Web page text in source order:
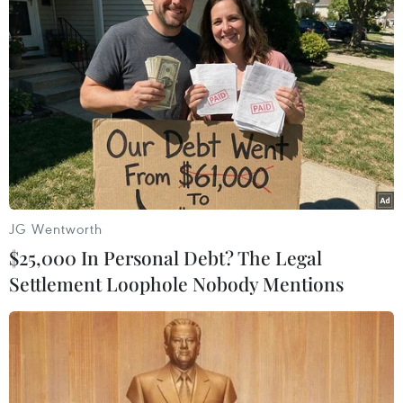
nhiên số tử vong đã giảm mạnh từ tháng 4 đến
nay, hiện chỉ còn ghi nhận rải rác 1-2 ca tử vong
mỗi ngày, nhất là có tuần không ghi nhận tử
vong nào.
Tại hội nghị đại diện Bộ Giáo dục và Đào tạo cho
biết việc đẩy mạnh tốc độ tiêm chủng vaccine
COVID-19 cho trẻ em và học sinh là giải pháp
căn cơ để duy trì thành quả phòng chống dịch.
Tuy nhiên, thời gian qua dịch cơ bản được
khống chế, nhiều người có tâm lý chủ quan nên
trì hoãn việc tiêm chủng. Hiện một số
tỉnh/thành có tình trạng tiêm vaccine mũi 2 và
mũi 3 còn chậm, chưa đạt 50% đối tượng có chỉ
Tăng tỷ lệ bao phủ vaccine mũi 3 cho trẻ
JG Wentworth
$25,000 In Personal Debt? The Legal
Settlement Loophole Nobody Mentions